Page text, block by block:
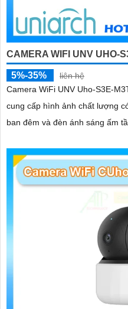
CAMERA WIFI UNV UHO-
5%-35%
liên hệ
Camera WiFi UNV Uho-S3E-
cung cấp hình ảnh chất lượng
ban đêm và đèn ánh sáng ấm